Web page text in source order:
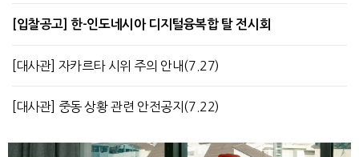
[입찰공고] 한-인도네시아 디지털융복합 탈 전시회
[대사관] 자카르타 시위 주의 안내(7.27)
[대사관] 중동 상황 관련 안전공지(7.22)